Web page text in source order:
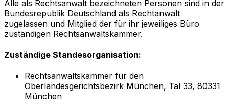
Alle als Rechtsanwalt bezeichneten Personen sind in der
Bundesrepublik Deutschland als Rechtanwalt
zugelassen und Mitglied der für ihr jeweiliges Büro
zuständigen Rechtsanwaltskammer.
Zuständige Standesorganisation:
Rechtsanwaltskammer für den
Oberlandesgerichtsbezirk München, Tal 33, 80331
München